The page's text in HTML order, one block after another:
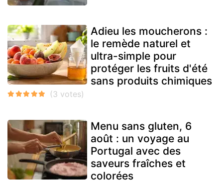
Adieu les moucherons :
le remède naturel et
ultra-simple pour
protéger les fruits d'été
sans produits chimiques
Menu sans gluten, 6
août : un voyage au
Portugal avec des
saveurs fraîches et
colorées